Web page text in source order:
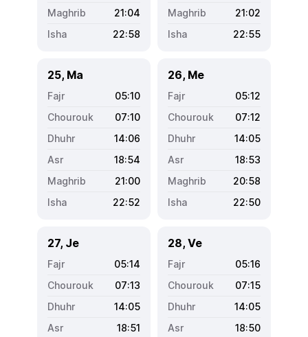
21:04
22:58
21:02
22:55
25, Ma
05:10
07:10
14:06
18:54
21:00
22:52
26, Me
05:12
07:12
14:05
18:53
20:58
22:50
27, Je
05:14
07:13
14:05
18:51
28, Ve
05:16
07:15
14:05
18:50